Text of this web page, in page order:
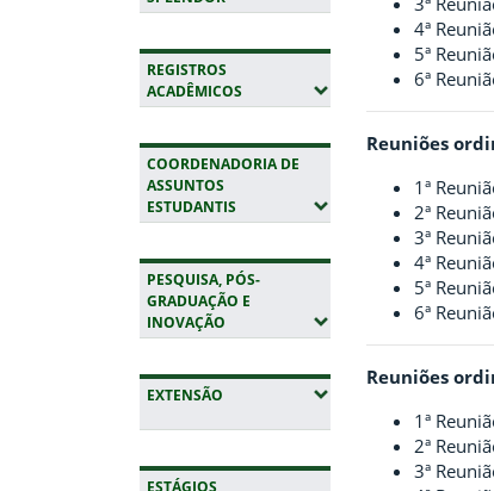
REGISTROS
ACADÊMICOS (EXPANDIR SUBMENUS)
COORDENADORIA DE
ASSUNTOS
ESTUDANTIS (EXPANDIR SUBMENUS)
PESQUISA, PÓS-
GRADUAÇÃO E
INOVAÇÃO (EXPANDIR SUBMENUS)
EXTENSÃO (EXPANDIR SUBMENUS)
ESTÁGIOS
4ª
5ª
6ª
Reuniões
1ª
2ª
3ª
4ª
5ª
6ª
Reuniões
1ª
2ª
3ª